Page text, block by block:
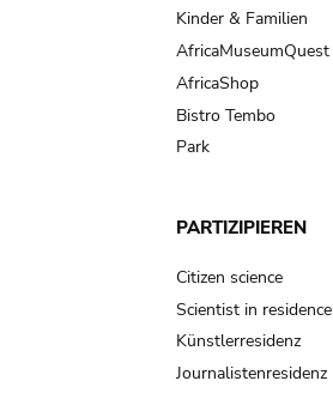
Kinder & Familien
AfricaMuseumQuest
AfricaShop
Bistro Tembo
Park
PARTIZIPIEREN
Citizen science
Scientist in residence
Künstlerresidenz
Journalistenresidenz